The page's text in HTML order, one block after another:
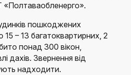
«Полтаваобленерго».
пошкоджених
– 13 багатоквартирних, 2
понад 300 вікон,
дахів. Звернення від
надходити.